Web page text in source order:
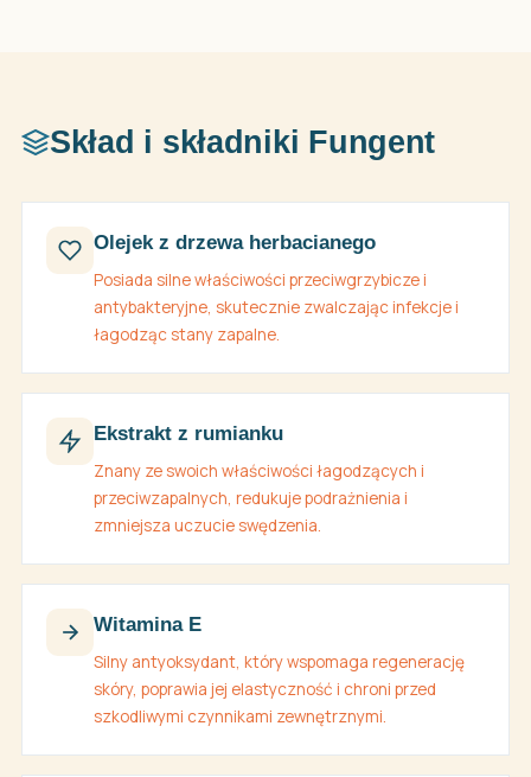
Skład i składniki Fungent
Olejek z drzewa herbacianego
Posiada silne właściwości przeciwgrzybicze i
antybakteryjne, skutecznie zwalczając infekcje i
łagodząc stany zapalne.
Ekstrakt z rumianku
Znany ze swoich właściwości łagodzących i
przeciwzapalnych, redukuje podrażnienia i
zmniejsza uczucie swędzenia.
Witamina E
Silny antyoksydant, który wspomaga regenerację
skóry, poprawia jej elastyczność i chroni przed
szkodliwymi czynnikami zewnętrznymi.